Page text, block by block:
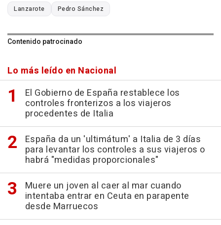
Lanzarote Pedro Sánchez
Contenido patrocinado
Lo más leído en Nacional
El Gobierno de España restablece los
controles fronterizos a los viajeros
procedentes de Italia
España da un 'ultimátum' a Italia de 3 días
para levantar los controles a sus viajeros o
habrá "medidas proporcionales"
Muere un joven al caer al mar cuando
intentaba entrar en Ceuta en parapente
desde Marruecos